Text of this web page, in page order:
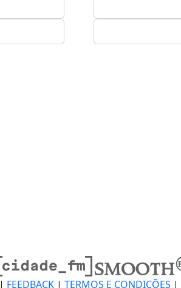
| FEEDBACK | TERMOS E CONDIÇÕES |